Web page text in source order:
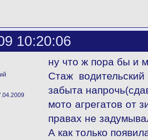
10:20:06
ну что ж пора бы и
Стаж
забыта
мото агрегатов от
правах не
А как только